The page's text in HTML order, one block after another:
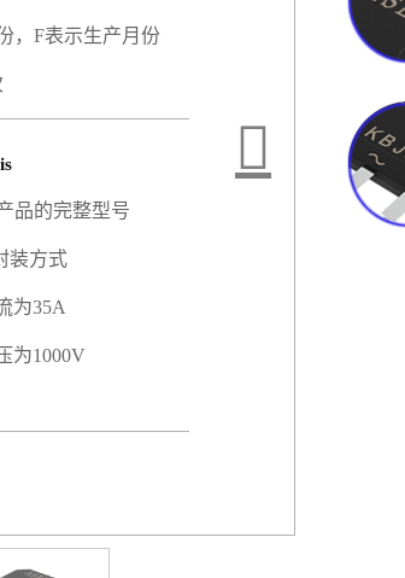
，F表示生产月份
品的完整型号
装方式
为35A
为1000V